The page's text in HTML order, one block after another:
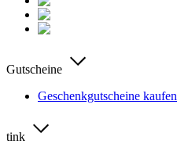
Gutscheine
Geschenkgutscheine kaufen
tink